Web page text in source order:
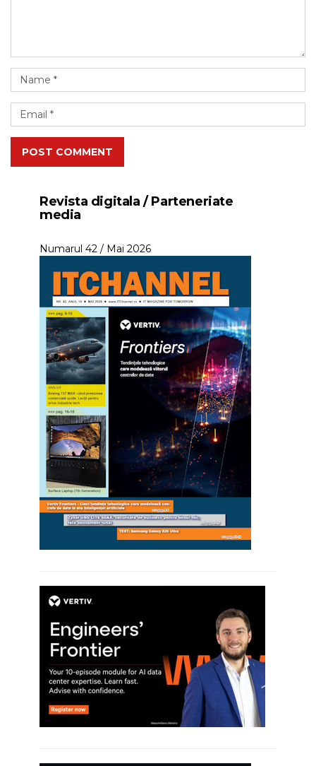
POST COMMENT
Revista digitala / Parteneriate
media
Numarul 42 / Mai 2026